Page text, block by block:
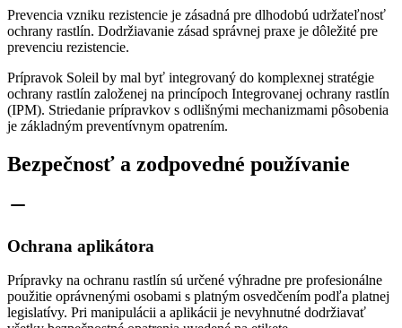
Prevencia vzniku rezistencie je zásadná pre dlhodobú udržateľnosť
ochrany rastlín. Dodržiavanie zásad správnej praxe je dôležité pre
prevenciu rezistencie.
Prípravok Soleil by mal byť integrovaný do komplexnej stratégie
ochrany rastlín založenej na princípoch Integrovanej ochrany rastlín
(IPM). Striedanie prípravkov s odlišnými mechanizmami pôsobenia
je základným preventívnym opatrením.
Bezpečnosť a zodpovedné používanie
Ochrana aplikátora
Prípravky na ochranu rastlín sú určené výhradne pre profesionálne
použitie oprávnenými osobami s platným osvedčením podľa platnej
legislatívy. Pri manipulácii a aplikácii je nevyhnutné dodržiavať